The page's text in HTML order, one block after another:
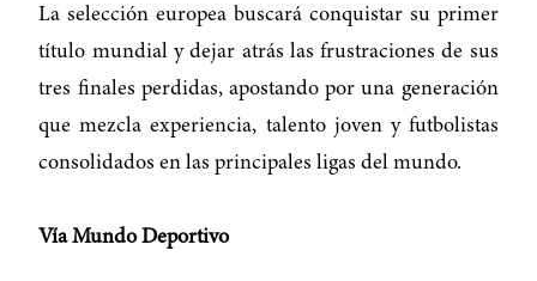
La selección europea buscará conquistar su primer
título mundial y dejar atrás las frustraciones de sus
tres finales perdidas, apostando por una generación
que mezcla experiencia, talento joven y futbolistas
consolidados en las principales ligas del mundo.
Vía Mundo Deportivo